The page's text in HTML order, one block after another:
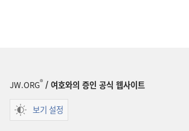
JW.ORG® / 여호와의 증인 공식 웹사이트
보기 설정